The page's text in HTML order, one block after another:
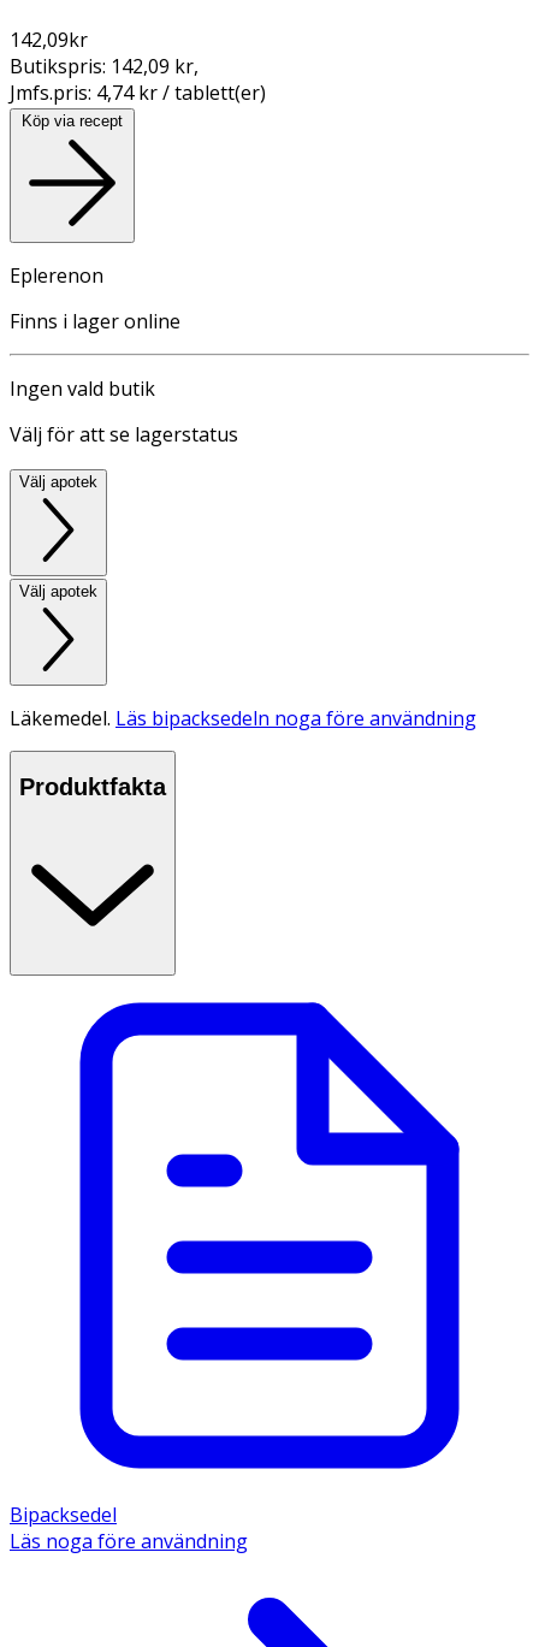
142,09kr
Butikspris: 142,09 kr,
Jmfs.pris: 4,74 kr / tablett(er)
Köp via recept
Eplerenon
Finns i lager online
Ingen vald butik
Välj för att se lagerstatus
Välj apotek
Välj apotek
Läkemedel. Läs bipacksedeln noga före användning
Produktfakta
Bipacksedel
Läs noga före användning